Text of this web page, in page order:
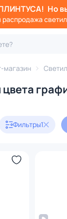
Но
распродажа
магазин
Фильтры1
Фильтры
светильники